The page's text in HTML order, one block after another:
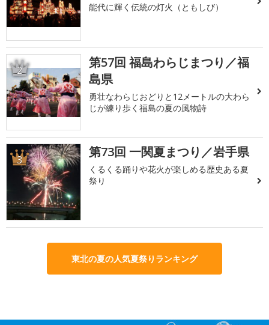
能代に輝く伝統の灯火（ともしび）
2
第57回 福島わらじまつり／福
島県
勇壮なわらじおどりと12メートルの大わら
じが練り歩く福島の夏の風物詩
3 第73回 一関夏まつり／岩手県
くるくる踊りや花火が楽しめる歴史ある夏
祭り
東北の夏の人気夏祭りランキング